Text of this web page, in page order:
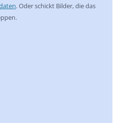
. Oder schickt Bilder, die das